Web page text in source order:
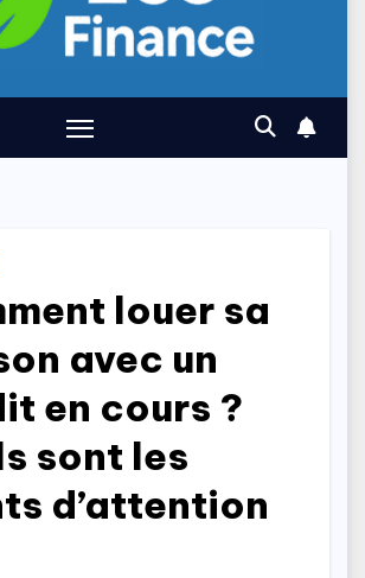
louer sa
avec un
en cours ?
sont les
d’attention